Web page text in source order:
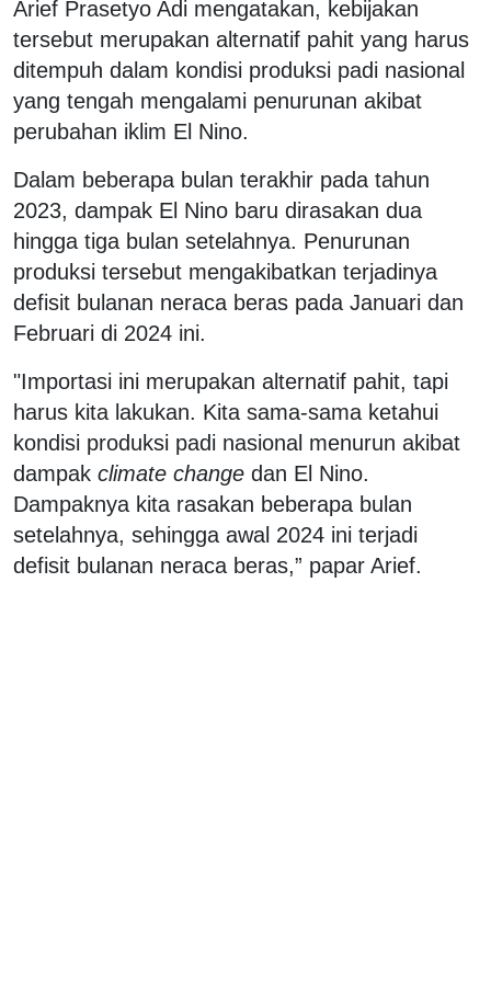
Arief Prasetyo Adi mengatakan, kebijakan
tersebut merupakan alternatif pahit yang harus
ditempuh dalam kondisi produksi padi nasional
yang tengah mengalami penurunan akibat
perubahan iklim El Nino.
Dalam beberapa bulan terakhir pada tahun
2023, dampak El Nino baru dirasakan dua
hingga tiga bulan setelahnya. Penurunan
produksi tersebut mengakibatkan terjadinya
defisit bulanan neraca beras pada Januari dan
Februari di 2024 ini.
"Importasi ini merupakan alternatif pahit, tapi
harus kita lakukan. Kita sama-sama ketahui
kondisi produksi padi nasional menurun akibat
dampak climate change dan El Nino.
Dampaknya kita rasakan beberapa bulan
setelahnya, sehingga awal 2024 ini terjadi
defisit bulanan neraca beras,” papar Arief.